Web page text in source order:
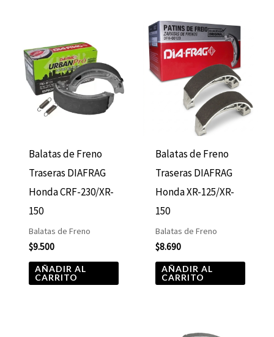
Balatas de Freno
Traseras DIAFRAG
Honda CRF-230/XR-
150
Balatas de Freno
$9.500
AÑADIR AL
CARRITO
Balatas de Freno
Traseras DIAFRAG
Honda XR-125/XR-
150
Balatas de Freno
$8.690
AÑADIR AL
CARRITO